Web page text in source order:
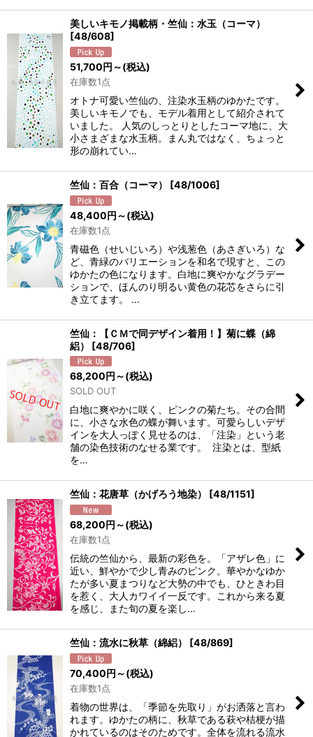
美しいキモノ掲載柄・竺仙：水玉（コーマ）
[48/608]
51,700円 ～(税込)
在庫数1点
オトナ可愛い竺仙の、注染水玉柄のゆかたです。
美しいキモノでも、モデル着用として紹介されて
いました。 人気のしっとりとしたコーマ地に、大
小さまざまな水玉柄。まん丸ではなく、ちょっと
形の崩れてい…
竺仙：百合（コーマ） [48/1006]
48,400円 ～(税込)
在庫数1点
青磁色（せいじいろ）や浅葱色（あさぎいろ）な
ど、青緑のバリエーションを和名で現すと、この
ゆかたの色になります。白地に爽やかなグラデー
ションで、ほんのり明るい黄色の花芯をさらに引
き立てます。 …
竺仙：【ＣＭで同デザイン着用！】菊に蝶（綿
絽）
[48/706]
68,200円 ～(税込)
SOLD OUT
白地に爽やかに咲く、ピンクの菊たち。その合間
に、小さな水色の蝶が舞います。可愛らしいデザ
インを大人っぽく見せるのは、「注染」という老
舗の染色技術のなせる業です。 注染とは、型紙
を…
竺仙：花唐草（かげろう地染） [48/1151]
68,200円 ～(税込)
在庫数1点
伝統の竺仙から、最新の彩色を。「アザレ色」に
近い、鮮やかで少し青みのピンク。華やかなゆか
たが多い夏まつりなど大勢の中でも、ひときわ目
を惹く、大人カワイイ一反です。これから来る夏
を感じ、また旬の夏を楽し…
竺仙：流水に秋草（綿絽） [48/869]
70,400円 ～(税込)
在庫数1点
着物の世界は、「季節を先取り」がお洒落と言わ
れます。ゆかたの柄に、秋草である萩や桔梗が描
かれているのはそのためです。全体を流れる流水